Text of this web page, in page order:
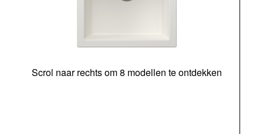
Scrol naar rechts om 8 modellen te ontdekken